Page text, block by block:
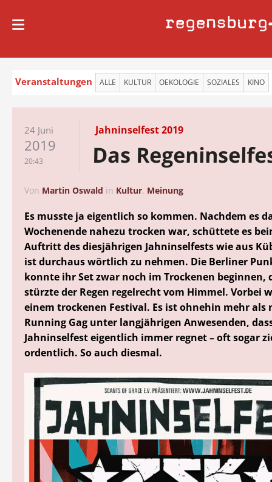
regensburg
Veranstaltungen ALLE KULTUR OEKOLOGIE SOZIALES KINO
24 Juni
2019
20:43
Jahninselfest 2019
Das
Von Martin Oswald in Kultur, Meinung
Es musste ja eigentlich so kommen. Nachdem es
Wochenende nahezu trocken war, schüttete es
Auftritt des diesjährigen Jahninselfests wie aus
ist durchaus wörtlich zu nehmen. Die Berliner
konnte ihr Set zwar noch im Trockenen beginnen,
stürzte der Regen regelrecht vom Himmel. Vorbei
einem trockenen Festival. Es ist ohnehin mehr als
Running Gag unter langjährigen Anwesenden,
Jahninselfest eigentlich immer regnet – oft sogar
ordentlich. So auch diesmal.